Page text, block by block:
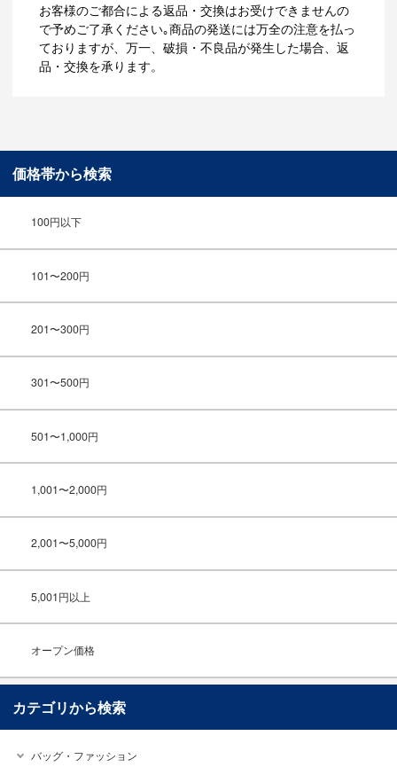
お客様のご都合による返品・交換はお受けできませんの
で予めご了承ください｡商品の発送には万全の注意を払っ
ておりますが、万一、破損・不良品が発生した場合、返
品・交換を承ります。
価格帯から検索
100円以下
101〜200円
201〜300円
301〜500円
501〜1,000円
1,001〜2,000円
2,001〜5,000円
5,001円以上
オープン価格
カテゴリから検索
バッグ・ファッション